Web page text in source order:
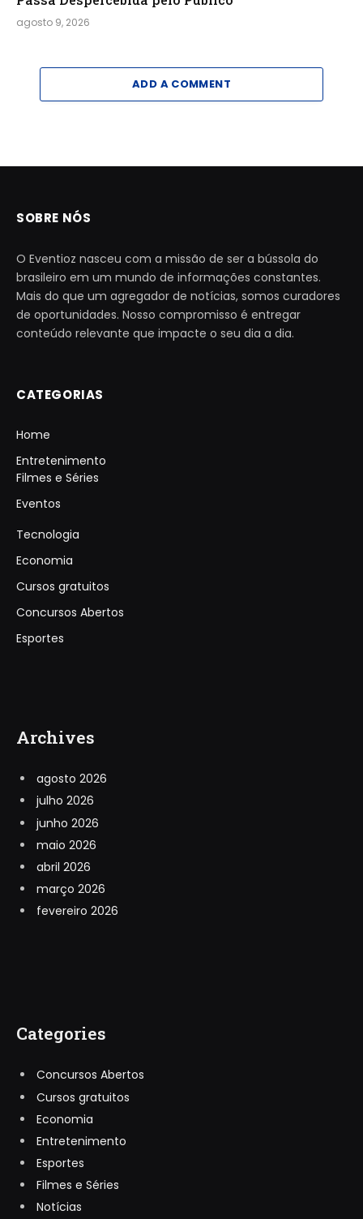
agosto 9, 2026
ADD A COMMENT
SOBRE NÓS
O Eventioz nasceu com a missão de ser a bússola do
brasileiro em um mundo de informações constantes.
Mais do que um agregador de notícias, somos curadores
de oportunidades. Nosso compromisso é entregar
conteúdo relevante que impacte o seu dia a dia.
CATEGORIAS
Home
Entretenimento
Filmes e Séries
Eventos
Tecnologia
Economia
Cursos gratuitos
Concursos Abertos
Esportes
Archives
agosto 2026
julho 2026
junho 2026
maio 2026
abril 2026
março 2026
fevereiro 2026
Categories
Concursos Abertos
Cursos gratuitos
Economia
Entretenimento
Esportes
Filmes e Séries
Notícias